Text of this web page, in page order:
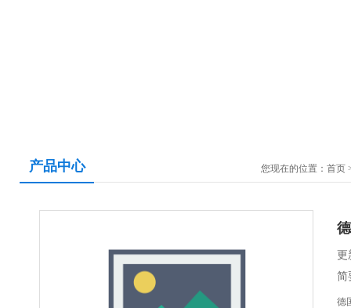
产品中心 您现在的位置： 首页
更
简
德